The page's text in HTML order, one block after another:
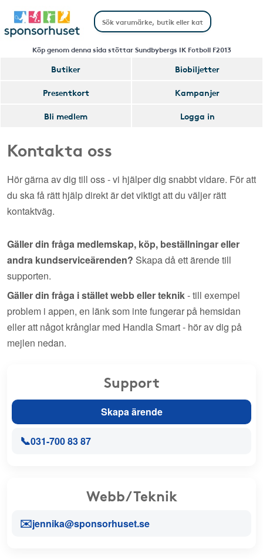
Köp genom denna sida stöttar Sundbybergs IK Fotboll F2013
Butiker
Biobiljetter
Presentkort
Kampanjer
Bli medlem
Logga in
Kontakta oss
Hör gärna av dig till oss - vi hjälper dig snabbt vidare. För att
du ska få rätt hjälp direkt är det viktigt att du väljer rätt
kontaktväg.
Gäller din fråga medlemskap, köp, beställningar eller
andra kundserviceärenden? Skapa då ett ärende till
supporten.
Gäller din fråga i stället webb eller teknik- till exempel
problem i appen, en länk som inte fungerar på hemsidan
eller att något krånglar med Handla Smart - hör av dig på
mejlen nedan.
Support
Skapa ärende
📞031-700 83 87
Webb/Teknik
✉️jennika@sponsorhuset.se